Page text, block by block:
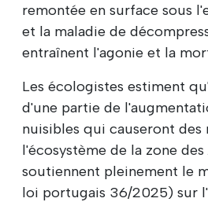
remontée en surface sous
et la maladie de
entraînent l'agonie et la
Les écologistes estiment
d'une partie de
nuisibles qui causeront des
l'écosystème de la zone
soutiennent pleinement le
loi portugais 36/2025) sur